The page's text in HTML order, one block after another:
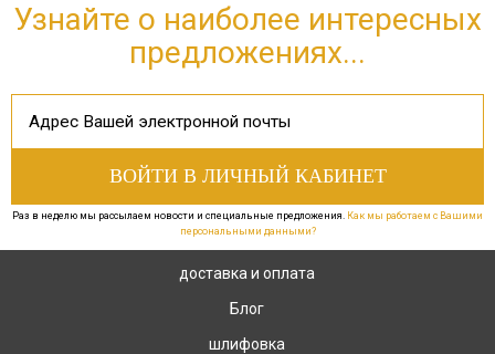
Узнайте о наиболее интересных
предложениях...
Раз в неделю мы рассылаем новости и специальные предложения. Как мы работаем с Вашими
персональными данными?
доставка и оплата
Блог
шлифовка